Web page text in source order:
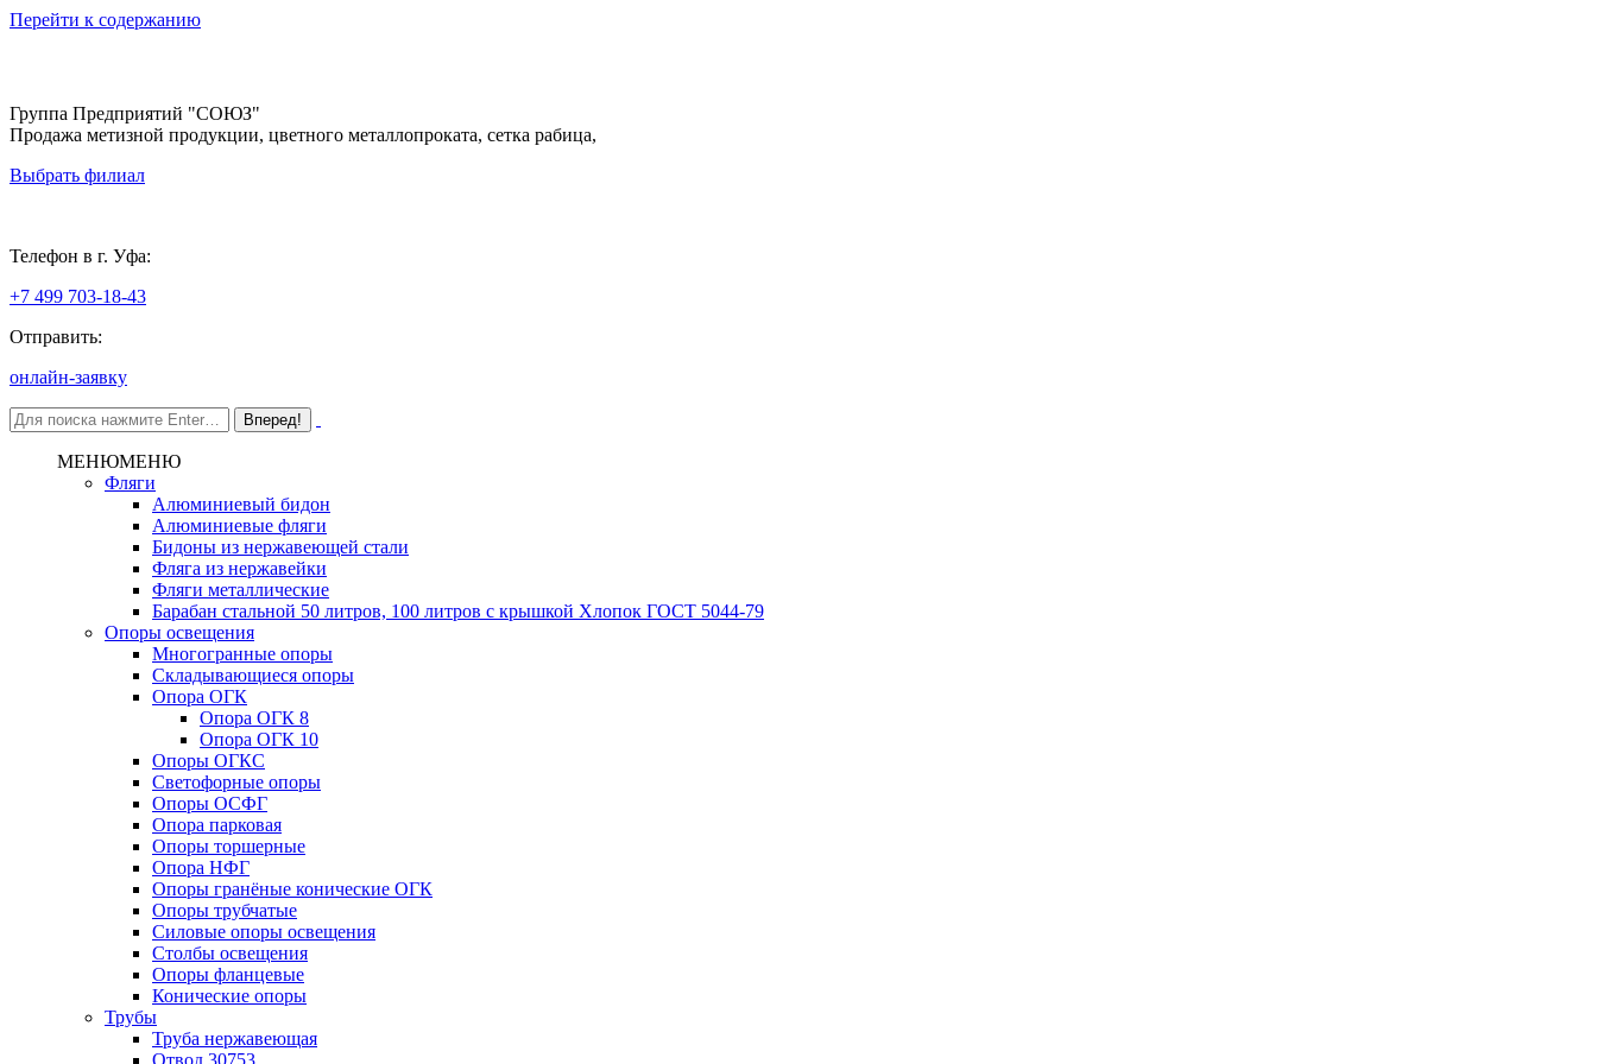
Перейти к содержанию
Группа Предприятий "СОЮЗ"
Продажа метизной продукции, цветного металлопроката, сетка рабица,
Выбрать филиал
Телефон в г. Уфа:
+7 499 703-18-43
Отправить:
онлайн-заявку
МЕНЮМЕНЮ
Фляги
Алюминиевый бидон
Алюминиевые фляги
Бидоны из нержавеющей стали
Фляга из нержавейки
Фляги металлические
Барабан стальной 50 литров, 100 литров с крышкой Хлопок ГОСТ 5044-79
Опоры освещения
Многогранные опоры
Складывающиеся опоры
Опора ОГК
Опора ОГК 8
Опора ОГК 10
Опоры ОГКС
Светофорные опоры
Опоры ОСФГ
Опора парковая
Опоры торшерные
Опора НФГ
Опоры гранёные конические ОГК
Опоры трубчатые
Силовые опоры освещения
Столбы освещения
Опоры фланцевые
Конические опоры
Трубы
Труба нержавеющая
Отвод 30753